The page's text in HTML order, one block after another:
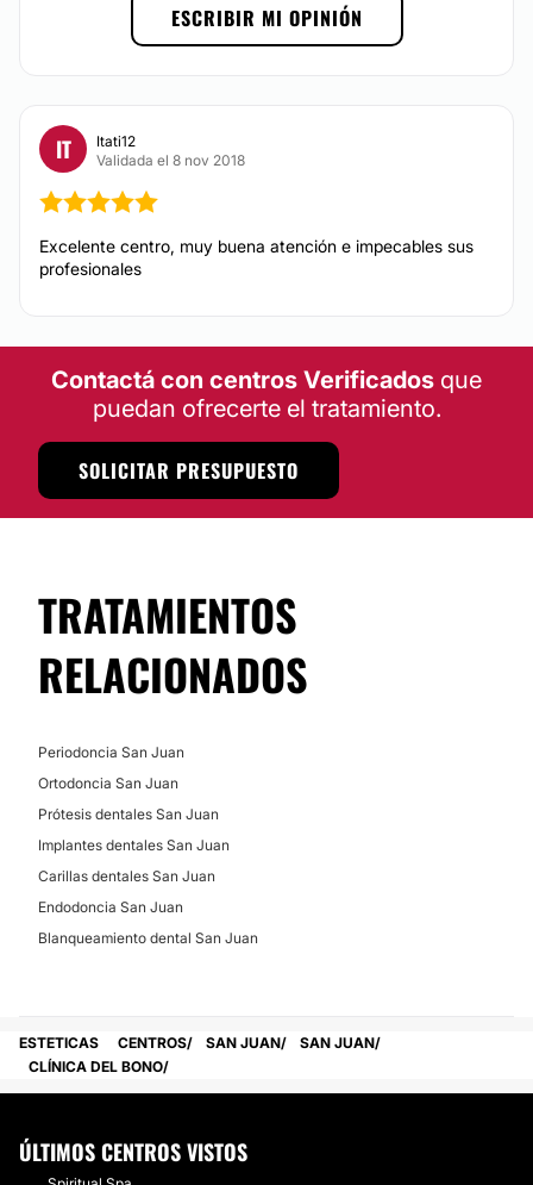
ESCRIBIR MI OPINIÓN
IT
Itati12
Validada el 8 nov 2018
Excelente centro, muy buena atención e impecables sus
profesionales
Contactá con centros Verificados que
puedan ofrecerte el tratamiento.
SOLICITAR PRESUPUESTO
TRATAMIENTOS
RELACIONADOS
Periodoncia San Juan
Ortodoncia San Juan
Prótesis dentales San Juan
Implantes dentales San Juan
Carillas dentales San Juan
Endodoncia San Juan
Blanqueamiento dental San Juan
ESTETICAS CENTROS SAN JUAN
SAN JUAN
CLÍNICA DEL BONO
ÚLTIMOS CENTROS VISTOS